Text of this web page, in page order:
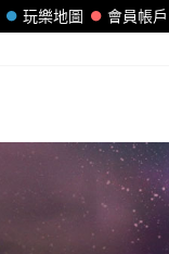
會員帳戶
玩樂地圖